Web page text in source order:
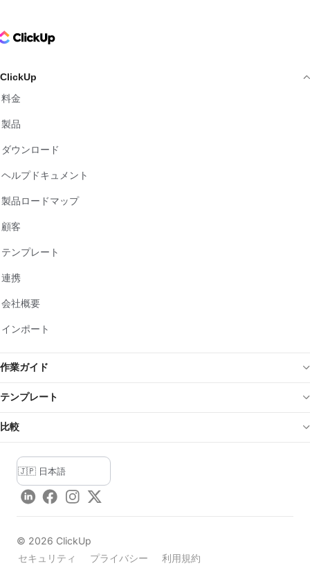
Logo
ClickUp
料金
製品
ダウンロード
ヘルプドキュメント
製品ロードマップ
顧客
テンプレート
連携
会社概要
インポート
作業ガイド
テンプレート
比較
LinkedInFacebook
Instagram
Twitter
© 2026 ClickUp
セキュリティ
プライバシー 利用規約